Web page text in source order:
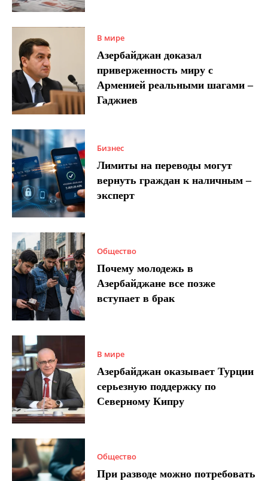
В мире
Азербайджан доказал
приверженность миру с
Арменией реальными шагами –
Гаджиев
Бизнес
Лимиты на переводы могут
вернуть граждан к наличным –
эксперт
Общество
Почему молодежь в
Азербайджане все позже
вступает в брак
В мире
Азербайджан оказывает Турции
серьезную поддержку по
Северному Кипру
Общество
При разводе можно потребовать